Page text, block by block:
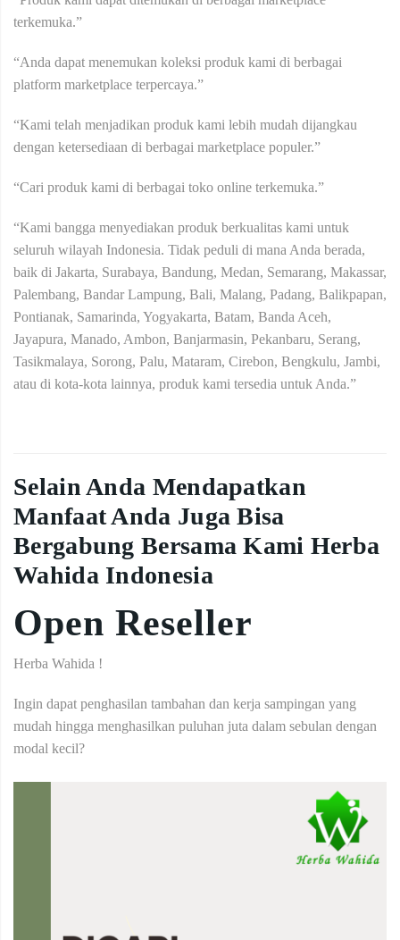
terkemuka.”
“Anda dapat menemukan koleksi produk kami di berbagai
platform marketplace terpercaya.”
“Kami telah menjadikan produk kami lebih mudah dijangkau
dengan ketersediaan di berbagai marketplace populer.”
“Cari produk kami di berbagai toko online terkemuka.”
“Kami bangga menyediakan produk berkualitas kami untuk
seluruh wilayah Indonesia. Tidak peduli di mana Anda berada,
baik di Jakarta, Surabaya, Bandung, Medan, Semarang, Makassar,
Palembang, Bandar Lampung, Bali, Malang, Padang, Balikpapan,
Pontianak, Samarinda, Yogyakarta, Batam, Banda Aceh,
Jayapura, Manado, Ambon, Banjarmasin, Pekanbaru, Serang,
Tasikmalaya, Sorong, Palu, Mataram, Cirebon, Bengkulu, Jambi,
atau di kota-kota lainnya, produk kami tersedia untuk Anda.”
Selain Anda Mendapatkan
Manfaat Anda Juga Bisa
Bergabung Bersama Kami Herba
Wahida Indonesia
Open Reseller
Herba Wahida !
Ingin dapat penghasilan tambahan dan kerja sampingan yang
mudah hingga menghasilkan puluhan juta dalam sebulan dengan
modal kecil?